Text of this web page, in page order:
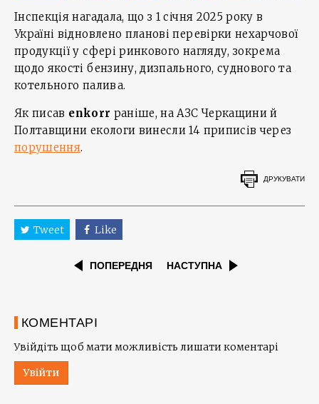
Інспекція нагадала, що з 1 січня 2025 року в
Україні відновлено планові перевірки нехарчової
продукції у сфері ринкового нагляду, зокрема
щодо якості бензину, дизпального, суднового та
котельного палива.
Як писав enkorr раніше, на АЗС Черкащини й
Полтавщини екологи винесли 14 приписів через
порушення.
ДРУКУВАТИ
Tweet Like
ПОПЕРЕДНЯ НАСТУПНА
КОМЕНТАРІ
Увійдіть щоб мати можливість лишати коментарі
Увійти